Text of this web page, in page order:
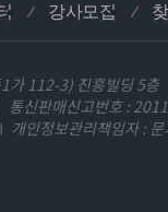
강사모집
가 112-3) 진흥빌딩 5층
통신판매신고번호 :
개인정보관리책임자 : 문